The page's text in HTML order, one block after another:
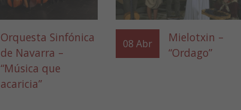
Orquesta Sinfónica
de Navarra –
“Música que
acaricia”
08 Abr
Mielotxin –
“Ordago”